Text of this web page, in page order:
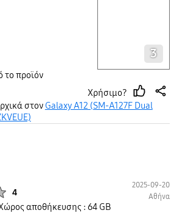
3
το προϊόν
Χρήσιμο?
thumbshare
στον Galaxy A12 (SM-A127F Dual
4
2025-09-20
Αθήνα
αποθήκευσης : 64 GB